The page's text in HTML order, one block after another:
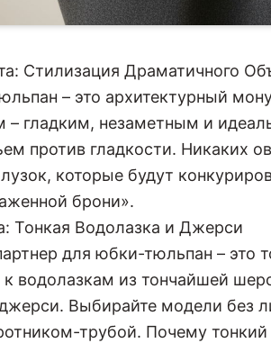
Стилизация Драматичного
– это архитектурный
– гладким, незаметным и
против гладкости. Никаких
которые будут
брони».
Тонкая Водолазка и Джерси
для юбки-тюльпан – это
водолазкам из тончайшей
Выбирайте модели без
трубой. Почему тонкий